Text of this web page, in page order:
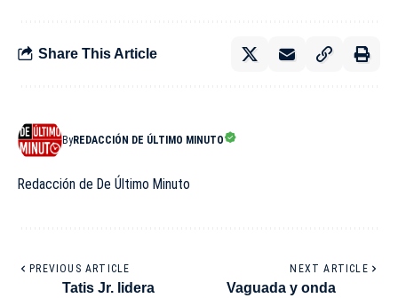
Share This Article
ByREDACCIÓN DE ÚLTIMO MINUTO
Redacción de De Último Minuto
PREVIOUS ARTICLE
Tatis Jr. lidera
NEXT ARTICLE
Vaguada y onda